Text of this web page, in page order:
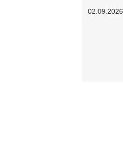
02.09.2026